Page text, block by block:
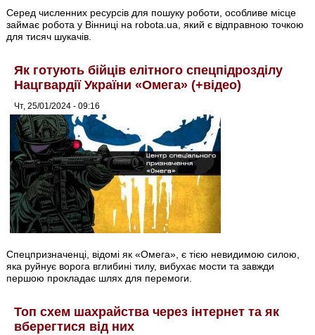
Серед численних ресурсів для пошуку роботи, особливе місце
займає робота у Вінниці на robota.ua, який є відправною точкою
для тисяч шукачів.
Як готують бійців елітного спецпідрозділу
Нацгвардії України «Омега» (+відео)
Чт, 25/01/2024 - 09:16
Спецпризначенці, відомі як «Омега», є тією невидимою силою,
яка руйнує ворога вглибині тилу, вибухає мости та завжди
першою прокладає шлях для перемоги.
Топ схем шахрайства через інтернет та як
вберегтися від них